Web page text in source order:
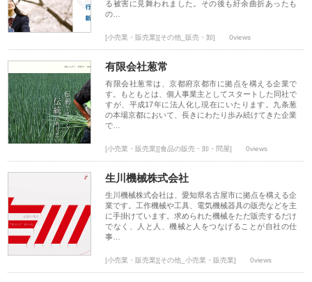
る被害に見舞われました。その後も紆余曲折あったも
の…
[小売業・販売業][その他_販売・卸] 0views
有限会社葱常
有限会社葱常は、京都府京都市に拠点を構える企業で
す。もともとは、個人事業主としてスタートした同社で
すが、平成17年に法人化し現在にいたります。九条葱
の本場京都において、長きにわたり歩み続けてきた企業
で…
[小売業・販売業][食品の販売・卸・問屋] 0views
生川機械株式会社
生川機械株式会社は、愛知県名古屋市に拠点を構える企
業です。工作機械や工具、電気機械器具の販売などを主
に手掛けています。求められた機械をただ販売するだけ
でなく、人と人、機械と人をつなげることが自社の仕
事…
[小売業・販売業][その他_小売業・販売業] 0views